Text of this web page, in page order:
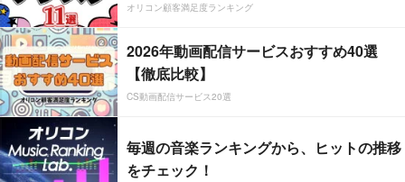
オリコン顧客満足度ランキング
2026年動画配信サービスおすすめ40選
【徹底比較】
CS動画配信サービス20選
毎週の音楽ランキングから、ヒットの推移
をチェック！